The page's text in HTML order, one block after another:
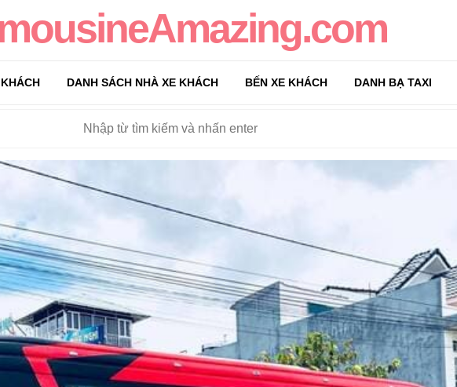
DANH SÁCH NHÀ XE KHÁCH BẾN XE KHÁCH DANH BẠ TAXI